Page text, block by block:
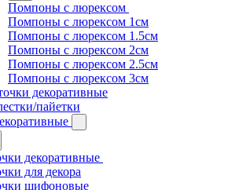
Помпоны с люрексом
Помпоны с люрексом 1см
Помпоны с люрексом 1.5см
Помпоны с люрексом 2см
Помпоны с люрексом 2.5см
Помпоны с люрексом 3см
декоративные
пайетки
декоративные
для декора
шифоновые